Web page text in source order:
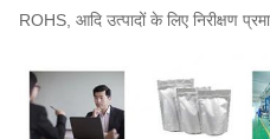
ROHS, आदि उत्पादों के लिए निरीक्षण